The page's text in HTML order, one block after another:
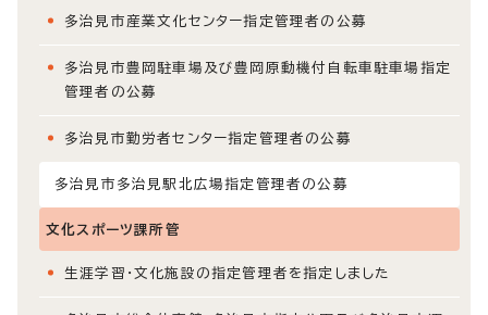
多治見市産業文化センター指定管理者の公募
多治見市豊岡駐車場及び豊岡原動機付自転車駐車場指定
管理者の公募
多治見市勤労者センター指定管理者の公募
多治見市多治見駅北広場指定管理者の公募
文化スポーツ課所管
生涯学習・文化施設の指定管理者を指定しました